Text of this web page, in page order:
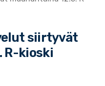
siirtyvät
R-kioski